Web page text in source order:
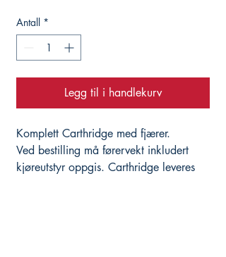
Antall *
Legg til i handlekurv
Komplett Carthridge med fjærer.
Ved bestilling må førervekt inkludert
kjøreutstyr oppgis. Carthridge leveres